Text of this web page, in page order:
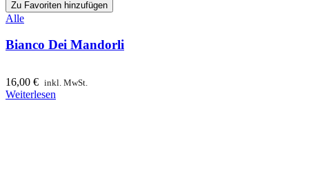
Zu Favoriten hinzufügen
Alle
Bianco Dei Mandorli
16,00 € inkl. MwSt.
Weiterlesen